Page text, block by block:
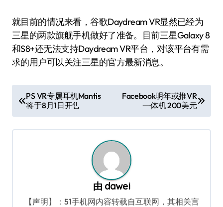
就目前的情况来看，谷歌Daydream VR显然已经为
三星的两款旗舰手机做好了准备。目前三星Galaxy 8
和S8+还无法支持Daydream VR平台，对该平台有需
求的用户可以关注三星的官方最新消息。
章
导
PS VR专属耳机Mantis
将于8月1日开售
Facebook明年或推VR
一体机 200美元
由 dawei
【声明】：51手机网内容转载自互联网，其相关言